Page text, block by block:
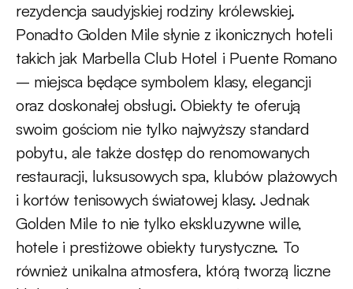
rezydencja saudyjskiej rodziny królewskiej.
Ponadto Golden Mile słynie z ikonicznych hoteli
takich jak Marbella Club Hotel i Puente Romano
– miejsca będące symbolem klasy, elegancji
oraz doskonałej obsługi. Obiekty te oferują
swoim gościom nie tylko najwyższy standard
pobytu, ale także dostęp do renomowanych
restauracji, luksusowych spa, klubów plażowych
i kortów tenisowych światowej klasy. Jednak
Golden Mile to nie tylko ekskluzywne wille,
hotele i prestiżowe obiekty turystyczne. To
również unikalna atmosfera, którą tworzą liczne